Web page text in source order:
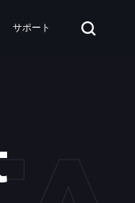
サポート